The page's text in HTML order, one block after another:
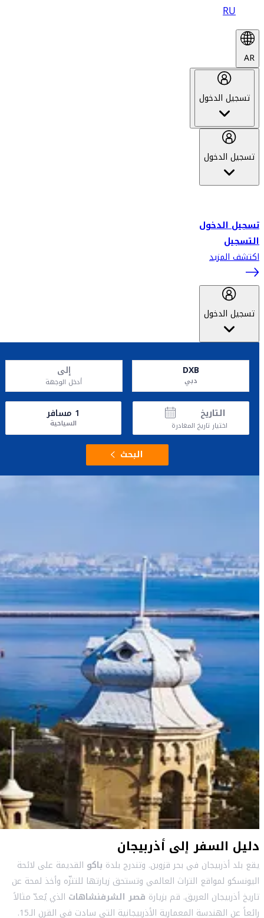
RU
AR
تسجيل الدخول
تسجيل الدخول
تسجيل الدخول
التسجيل
اكتشف المزيد
تسجيل الدخول
DXB
دبي
إلى
أدخل الوجهة
التاريخ
اختيار تاريخ المغادرة
1 مسافر
السياحية
البحث
دليل السفر إلى أذربيجان
يقع بلد أذربيجان في بحر قزوين. وتندرج بلدة باكو القديمة على لائحة
اليونسكو لمواقع التراث العالمي وتستحق زيارتها للتنزّه وأخذ لمحة عن
تاريخ أذربيجان العريق. قم بزيارة قصر الشرفنشاهات الذي يُعدّ مثالاً
رائعاً عن الهندسة المعمارية الأذربيجانية التي سادت في القرن الـ15.